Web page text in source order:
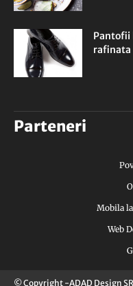
Pantofii
rafinata
Parteneri
Mobila
Web
© Copyright -ADAD Design